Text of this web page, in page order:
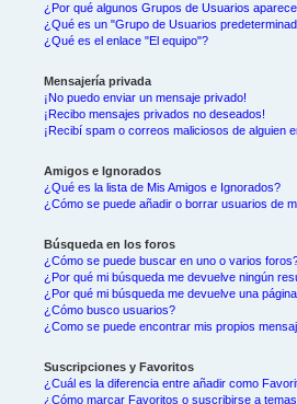
¿Por qué algunos Grupos de Usuarios
¿Qué es un "Grupo de Usuarios
¿Qué es el enlace "El equipo"?
Mensajería privada
¡No puedo enviar un mensaje privado!
¡Recibo mensajes privados no deseados!
¡Recibí spam o correos maliciosos de alguien
Amigos e Ignorados
¿Qué es la lista de Mis Amigos e Ignorados?
¿Cómo se puede añadir o borrar usuarios de
Búsqueda en los foros
¿Cómo se puede buscar en uno o varios
¿Por qué mi búsqueda me devuelve ningún
¿Por qué mi búsqueda me devuelve una
¿Cómo busco usuarios?
¿Como se puede encontrar mis propios
Suscripciones y Favoritos
¿Cuál es la diferencia entre añadir como
¿Cómo marcar Favoritos o suscribirse a